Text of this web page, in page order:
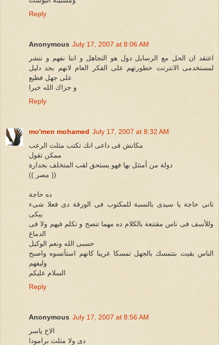
Reply
Anonymous July 17, 2007 at 8:06 AM
اعتقد ان الحل مع الرسايل دول هو التجاهل و اننا نفهم و ننشر
لمستخدمى الانترنت خطورتهم على الفكر العام لانهم بجد دليل
على جهل فظيع
و جزاك الله خيرا
Reply
mo'men mohamed July 17, 2007 at 8:32 AM
مكانش فى داعى انك تكتب مثلث الرعب
ممكن تقول
دولة من أمتثل بها فهو يستحق لقب المتخلف بجدارة
(( مصر ))
ده حاجة
تانى حاجة يا سيدى بالنسبة للمكتوب فى الورقة دى فعلا شىء
يبكى
وللأسف فى ناس مقتنعة بالكلام ده مهما تنصح و تكلم فيهم ولا فى
الدماغ
حسبى الله ونعم الوكيل
الناس بقيت بتتمسك بالجهل تمسكا غريبا كانهم استأنسوه واصبح
وليفهم
السلام عليكم
Reply
Anonymous July 17, 2007 at 8:56 AM
الاخ ياسر
دى ولا مثلث برامودا